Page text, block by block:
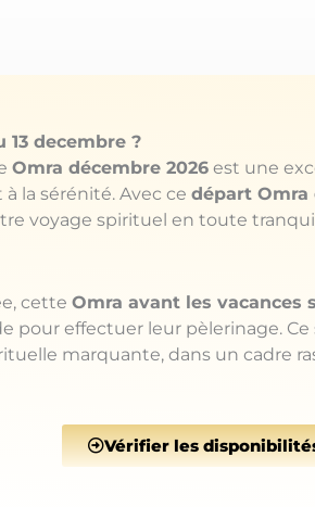
decembre ?
Omra décembre 2026 est une
la sérénité. Avec ce départ Omra
voyage spirituel en toute
cette Omra avant les vacances
pour effectuer leur pèlerinage. Ce
marquante, dans un cadre
Vérifier les